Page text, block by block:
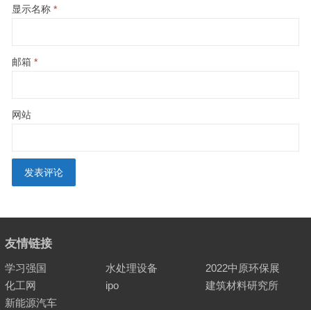
显示名称 *
邮箱 *
网站
友情链接
学习强国 水处理设备
2022中原环保展
化工网
ipo
建筑材料研究所
新能源汽车